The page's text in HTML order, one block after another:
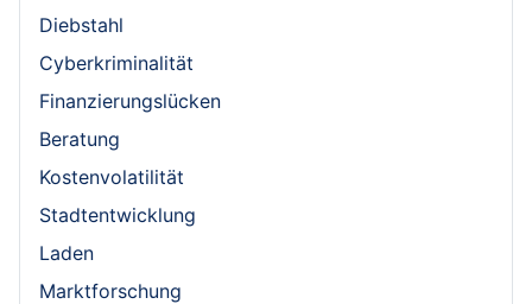
Diebstahl
Cyberkriminalität
Finanzierungslücken
Beratung
Kostenvolatilität
Stadtentwicklung
Laden
Marktforschung